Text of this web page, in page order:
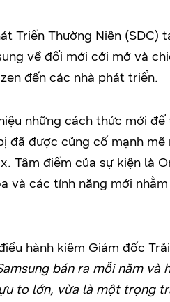
Triển Thường Niên (SDC)
về đổi mới cởi mở và
đến các nhà phát triển.
những cách thức mới
đã được củng cố mạnh
Tâm điểm của sự kiện là
và các tính năng mới
hành kiêm Giám đốc
bán ra mỗi năm
to lớn, vừa là một trọng